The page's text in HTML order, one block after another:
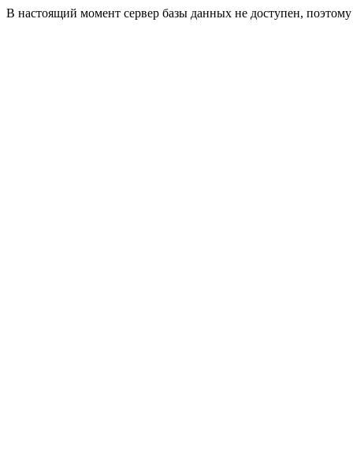
В настоящий момент сервер базы данных не доступен,